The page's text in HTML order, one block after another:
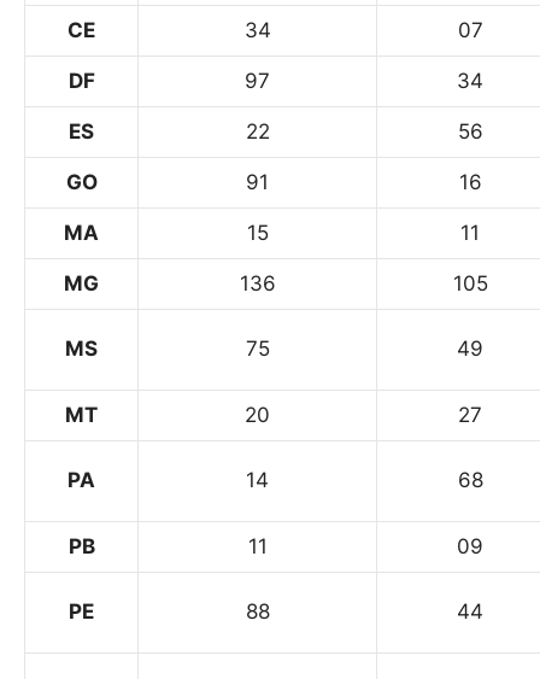
CE 34 07
DF 97 34
ES 22 56
GO 91 16
MA 15 11
MG 136 105
MS 75 49
MT 20 27
PA 14 68
PB 11 09
PE 88 44